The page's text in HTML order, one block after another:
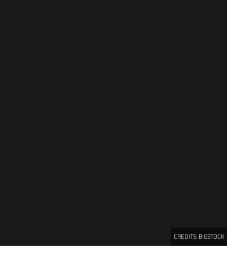
CREDITS: BIGSTOCK